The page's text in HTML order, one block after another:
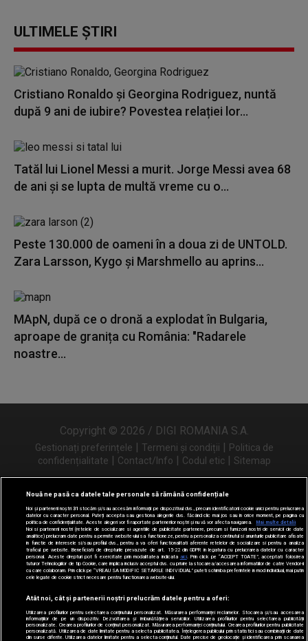
ULTIMELE ȘTIRI
Cristiano Ronaldo și Georgina Rodriguez, nuntă
după 9 ani de iubire? Povestea relației lor...
Tatăl lui Lionel Messi a murit. Jorge Messi avea 68
de ani și se lupta de multă vreme cu o...
Peste 130.000 de oameni în a doua zi de UNTOLD.
Zara Larsson, Kygo și Marshmello au aprins...
MApN, după ce o dronă a explodat în Bulgaria,
aproape de granița cu România: "Radarele
noastre...
Copyright © 2026 / DIGI ROMANIA S.A.
Gestionați preferințele | Termeni și condiții | Politica de
confidențialitate | Contact/Info | Codul etic | Sitemap
Urmărește-ne și pe
Nouă ne pasă ca datele tale personale să rămână confidențiale
Noi și partenerii noștri31 stocăm și/sau accesăm informații pe dispozitivul dvs., precum identificatorii cookie unici pentru prelucrarea
datelor cu caracter personal. Puteți accepta sau gestiona alegerile dvs. făcând clic mai jos sau în orice moment, pe pagina cu
politica de confidențialitate. Aceste alegeri vor fi raportate partenerilor noștri și nu vă vor afecta navigarea.
Mai multe detalii
Noi si partenerii nostri (retelele de socializare si agentiile de publicitate partenere, precum si furnizorii nostri de servicii de date
analitice) prelucram date pentru a permite website-ului sa functioneze, pentru a personaliza continutul si anunturile publicitare afisate
in functie de interesele si/sau profilul dvs., pentru a va oferi functionalitati aferente retelelor de socializare si pentru a analiza
traficul pe website. Beneficiati de drepturile prevazute de art. 15-22 din GDPR in legatura cu prelucrarea datelor cu caracter
personal. Aceste drepturi pot fi exercitate prin modalitatea indicata aici. Prin click pe “ACCEPT TOATE”, acceptati folosirea
tuturor Tehnologiilor de tip Cookie, care implica inclusiv acceptul dvs. cu privire la stocarea/accesarea informatiilor de catre Vendor-ii
cu care colaboram. Prin click pe “VREAU SA MODIFIC SETARILE INDIVIDUAL” puteti schimba preferintele in mod individual, mai putin
cele legate de cookie strict necesare pentru functionarea website-ului.
Atât noi, cât și partenerii noștri prelucrăm datele pentru a oferi:
Utilizarea profilurilor pentru selectarea conținutului personalizat. Măsurarea performanței reclamelor. Stocarea și/sau accesarea
informațiilor de pe un dispozitiv. Dezvoltarea și îmbunătățirea serviciilor. Utilizarea profilurilor pentru selectarea publicității
personalizate. Crearea profilurilor de conținut personalizat. Măsurarea performanței conținutului. Crearea profilurilor pentru publicitate
personalizată. Utilizarea de date limitate pentru a selecta publicitatea. Înțelegerea publicului prin statistici sau combinații de date
din surse diferite. Utilizarea datelor limitate pentru a selecta conținutul. Date precise de geolocație și identificarea prin scanarea